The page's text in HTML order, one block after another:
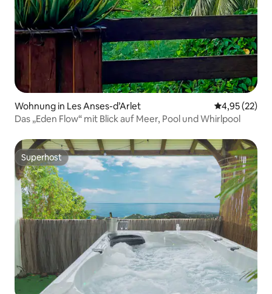
Wohnung in Les Anses-d’Arlet
4,95 (22)
Das „Eden Flow“ mit Blick auf Meer, Pool und Whirlpool
Superhost
Superhost